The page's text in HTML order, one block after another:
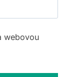
webovou